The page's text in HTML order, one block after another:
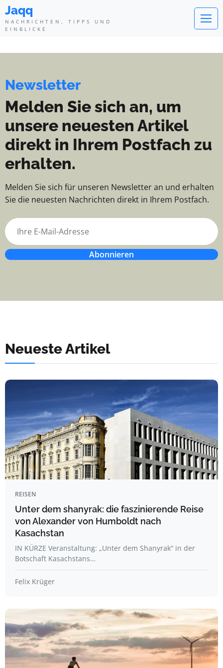
Jaqq - Nachrichten, Tipps und
Jaqq
NACHRICHTEN, TIPPS UND
EINBLICKE
Newsletter
Melden Sie sich an, um
unsere neuesten Artikel
direkt in Ihrem Postfach zu
erhalten.
Melden Sie sich für unseren Newsletter an und erhalten
Sie die neuesten Nachrichten direkt in Ihrem Postfach.
Abonnieren
Neueste Artikel
REISEN
Unter dem shanyrak: die faszinierende Reise
von Alexander von Humboldt nach
Kasachstan
IN KÜRZE Veranstaltung: „Unter dem Shanyrak“ in der
Botschaft Kasachstans…
Felix Krüger